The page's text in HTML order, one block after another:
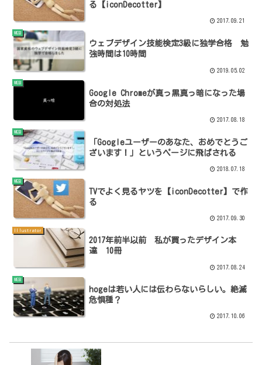
る【iconDecotter】
2017.09.21
WEB
ウェブデザイン技能検定3級に独学合格 勉
強時間は10時間
2019.05.02
WEB
Google Chromeが真っ黒真っ暗になった場
合の対処法
2017.08.18
WEB
「Googleユーザーのあなた、おめでとうご
ざいます！」というページに飛ばされる
2018.07.18
WEB
TVでよく見るヤツを【iconDecotter】で作
る
2017.09.30
Illustrator
2017年前半以前 私が買ったデザイン本
達 10冊
2017.08.24
WEB
hogeは若い人には伝わらないらしい。絶滅
危惧種？
2017.10.06